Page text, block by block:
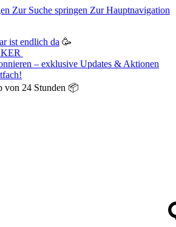
Zur Suche springen Zur Hauptnavigation
ist endlich da 🥳
– exklusive Updates & Aktionen
von 24 Stunden 📦